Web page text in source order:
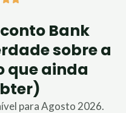
Bank
sobre a
que ainda
para Agosto 2026.